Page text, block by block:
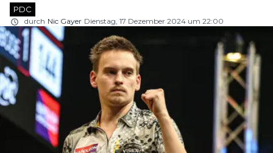
PDC
durch Nic Gayer Dienstag, 17 Dezember 2024 um 22:00